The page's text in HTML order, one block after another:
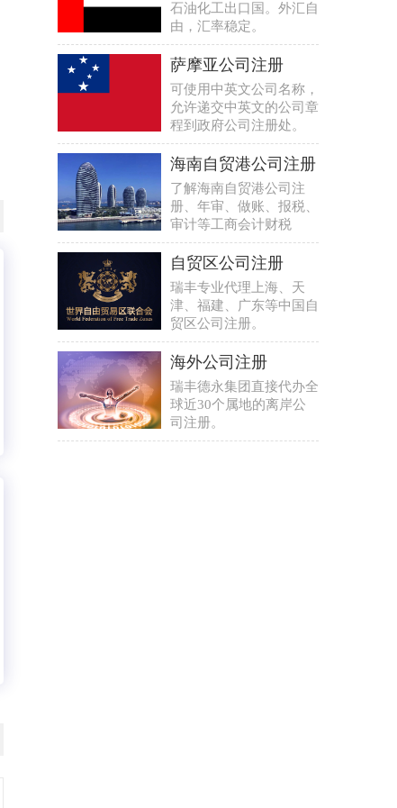
石油化工出口国。外汇自
由，汇率稳定。
萨摩亚公司注册
可使用中英文公司名称，
允许递交中英文的公司章
程到政府公司注册处。
海南自贸港公司注册
了解海南自贸港公司注
册、年审、做账、报税、
审计等工商会计财税
自贸区公司注册
瑞丰专业代理上海、天
津、福建、广东等中国自
贸区公司注册。
海外公司注册
瑞丰德永集团直接代办全
球近30个属地的离岸公
司注册。